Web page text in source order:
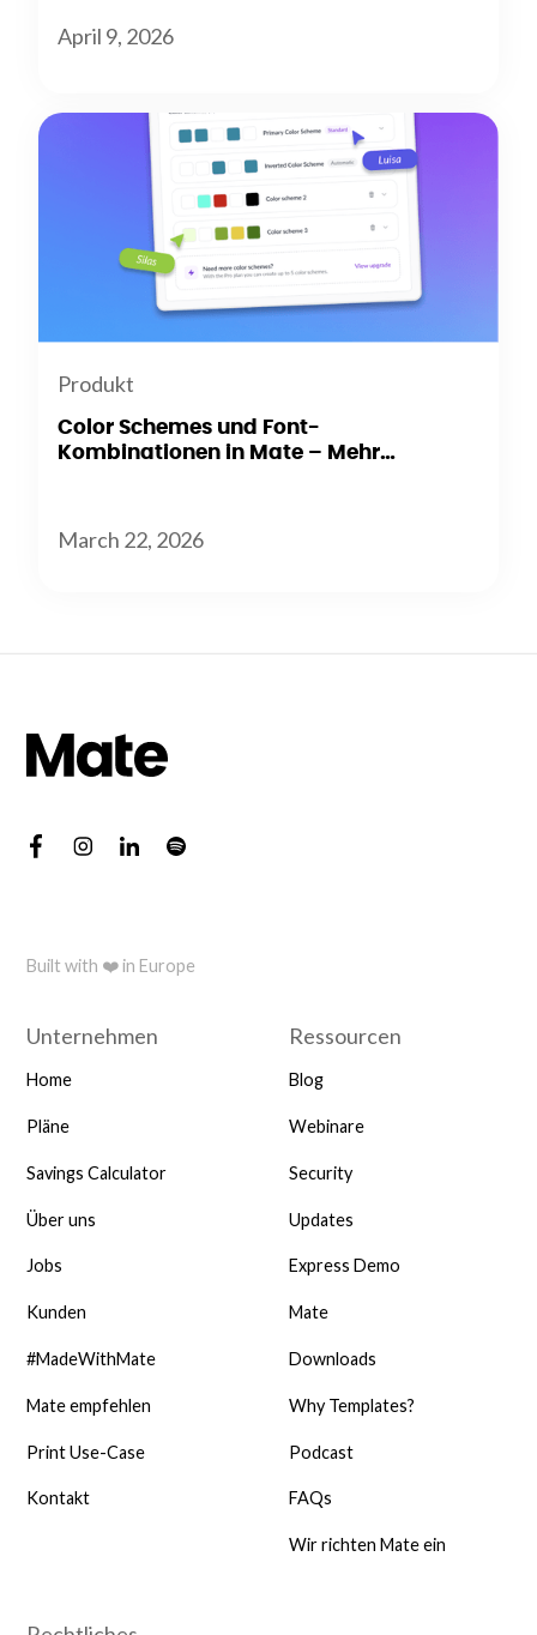
April 9, 2026
Produkt
Color Schemes und Font-
Kombinationen in Mate – Mehr
March 22, 2026
Built with ❤️ in Europe
Unternehmen
Home
Pläne
Savings Calculator
Über uns
Jobs
Kunden
#MadeWithMate
Mate empfehlen
Print Use-Case
Kontakt
Ressourcen
Blog
Webinare
Security
Updates
Express Demo
Mate
Downloads
Why Templates?
Podcast
FAQs
Wir richten Mate ein